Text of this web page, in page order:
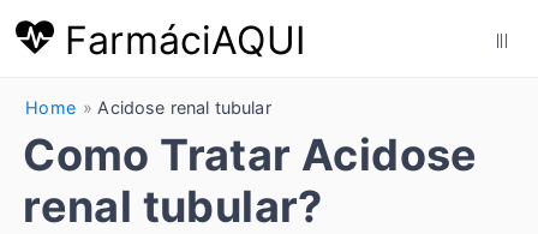
FarmáciAQUI
Home Acidose renal tubular
Como Tratar Acidose
renal tubular?